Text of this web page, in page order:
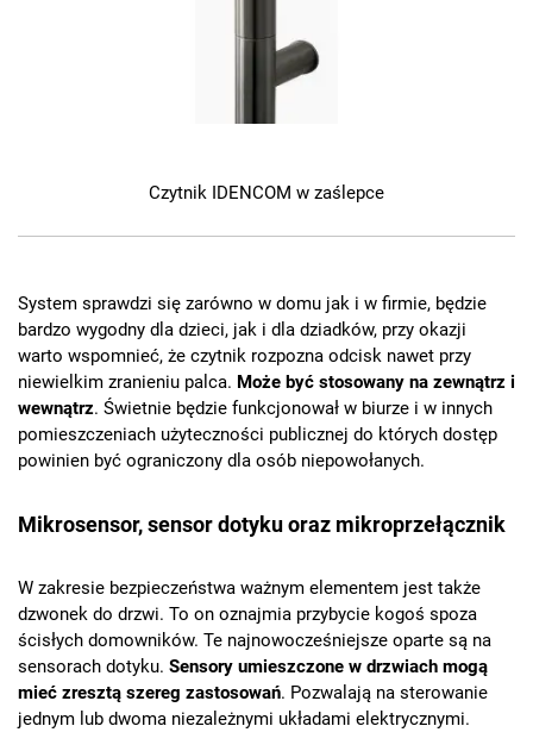
Czytnik IDENCOM w zaślepce
System sprawdzi się zarówno w domu jak i w firmie, będzie
bardzo wygodny dla dzieci, jak i dla dziadków, przy okazji
warto wspomnieć, że czytnik rozpozna odcisk nawet przy
niewielkim zranieniu palca. Może być stosowany na zewnątrz i
wewnątrz. Świetnie będzie funkcjonował w biurze i w innych
pomieszczeniach użyteczności publicznej do których dostęp
powinien być ograniczony dla osób niepowołanych.
Mikrosensor, sensor dotyku oraz mikroprzełącznik
W zakresie bezpieczeństwa ważnym elementem jest także
dzwonek do drzwi. To on oznajmia przybycie kogoś spoza
ścisłych domowników. Te najnowocześniejsze oparte są na
sensorach dotyku. Sensory umieszczone w drzwiach mogą
mieć zresztą szereg zastosowań. Pozwalają na sterowanie
jednym lub dwoma niezależnymi układami elektrycznymi.